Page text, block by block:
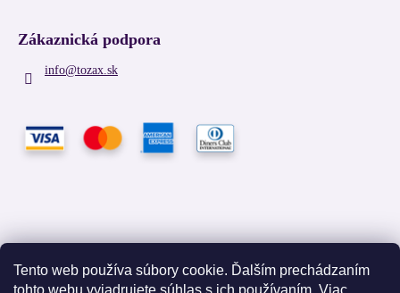
Tento web používa súbory cookie. Ďalším prechádzaním
tohto webu vyjadrujete súhlas s ich používaním. Viac
Zákaznická podpora
info@tozax.sk